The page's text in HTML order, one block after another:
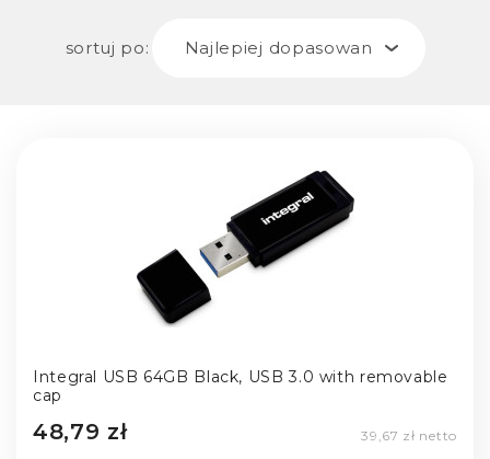
sortuj po: Najlepiej dopasowane
Integral USB 64GB Black, USB 3.0 with removable
cap
48,79 zł 39,67 zł netto